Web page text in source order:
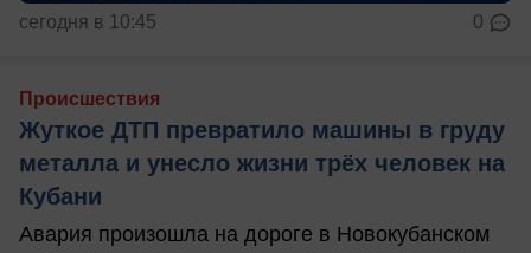
сегодня в 10:45 0
Происшествия
Жуткое ДТП превратило машины в груду
металла и унесло жизни трёх человек на
Кубани
Авария произошла на дороге в Новокубанском